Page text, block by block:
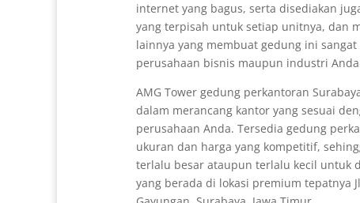
internet yang bagus, serta disediakan
yang terpisah untuk setiap unitnya, dan
lainnya yang membuat gedung ini
perusahaan bisnis maupun industri
AMG Tower gedung perkantoran
dalam merancang kantor yang sesuai
perusahaan Anda. Tersedia gedung
ukuran dan harga yang kompetitif,
terlalu besar ataupun terlalu kecil untuk
yang berada di lokasi premium tepatnya